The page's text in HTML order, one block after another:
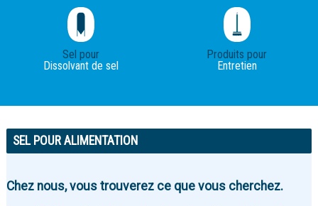
Sel pour
Dissolvant de sel
Produits pour
Entretien
SEL POUR ALIMENTATION
Chez nous, vous trouverez ce que vous cherchez.